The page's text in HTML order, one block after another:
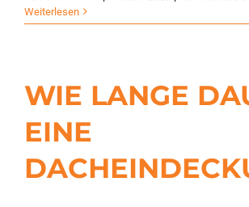
Weiterlesen
WIE LANGE
EINE